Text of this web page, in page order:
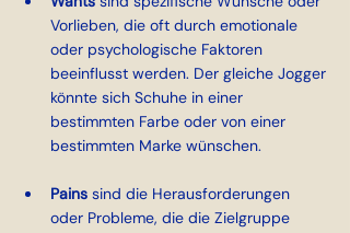
Vorlieben, die oft durch emotionale
oder psychologische Faktoren
beeinflusst werden. Der gleiche Jogger
könnte sich Schuhe in einer
bestimmten Farbe oder von einer
bestimmten Marke wünschen.
Pains sind die Herausforderungen
oder Probleme, die die Zielgruppe